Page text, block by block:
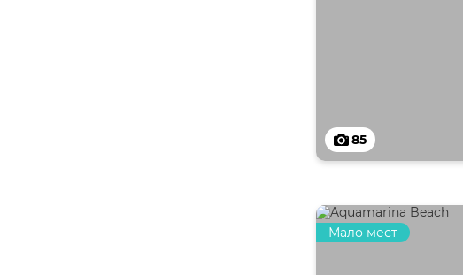
85
Мало мест